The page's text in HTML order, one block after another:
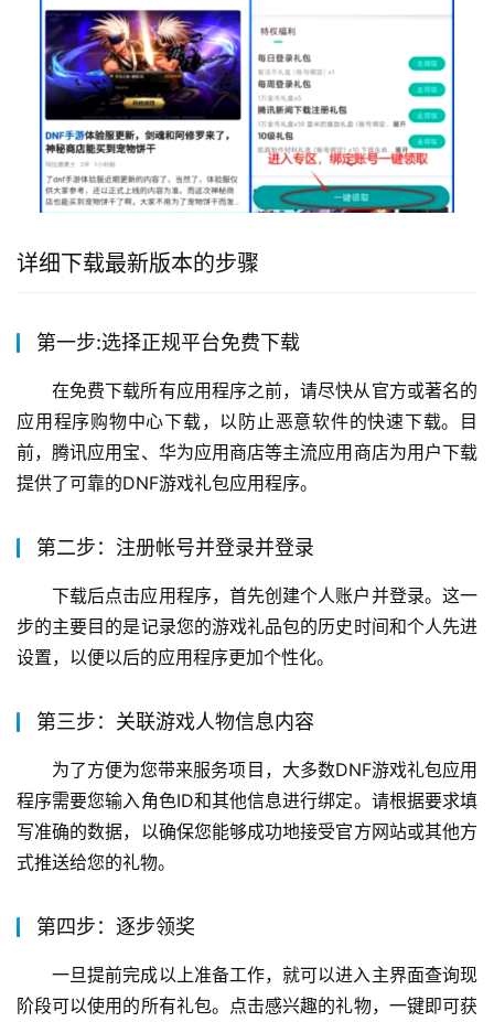
详细下载最新版本的步骤
第一步:选择正规平台免费下载
在免费下载所有应用程序之前，请尽快从官方或著名的
应用程序购物中心下载，以防止恶意软件的快速下载。目
前，腾讯应用宝、华为应用商店等主流应用商店为用户下载
提供了可靠的DNF游戏礼包应用程序。
第二步：注册帐号并登录并登录
下载后点击应用程序，首先创建个人账户并登录。这一
步的主要目的是记录您的游戏礼品包的历史时间和个人先进
设置，以便以后的应用程序更加个性化。
第三步：关联游戏人物信息内容
为了方便为您带来服务项目，大多数DNF游戏礼包应用
程序需要您输入角色ID和其他信息进行绑定。请根据要求填
写准确的数据，以确保您能够成功地接受官方网站或其他方
式推送给您的礼物。
第四步：逐步领奖
一旦提前完成以上准备工作，就可以进入主界面查询现
阶段可以使用的所有礼包。点击感兴趣的礼物，一键即可获